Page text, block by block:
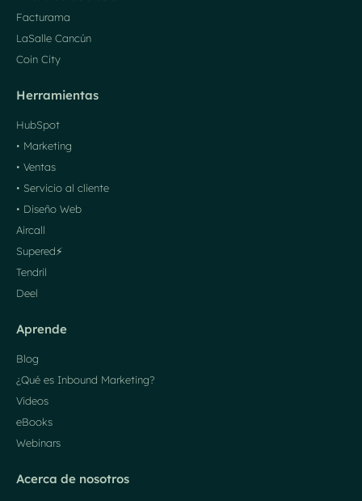
Facturama
LaSalle Cancún
Coin City
Herramientas
HubSpot
• Marketing
• Ventas
• Servicio al cliente
• Diseño Web
Aircall
Supered⚡️
Tendril
Deel
Aprende
Blog
¿Qué es Inbound Marketing?
Videos
eBooks
Webinars
Acerca de nosotros